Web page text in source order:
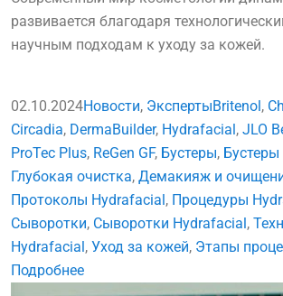
развивается благодаря
научным подходам к уходу за кожей.
02.10.2024Новости, ЭкспертыBritenol ,
Circadia, DermaBuilder, Hydrafacial , JLO
ProTec Plus, ReGen GF, Бустеры,
Глубокая очистка, Демакияж и
Протоколы Hydrafacial , Процедуры
Сыворотки, Сыворотки Hydrafacial ,
Hydrafacial , Уход за кожей, Этапы
Подробнее